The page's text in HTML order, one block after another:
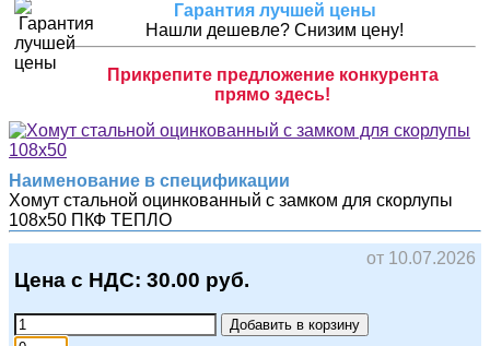
Гарантия лучшей цены
Нашли дешевле? Снизим цену!
Прикрепите предложение конкурента
прямо здесь!
Наименование в спецификации
Хомут стальной оцинкованный с замком для скорлупы
108х50 ПКФ ТЕПЛО
от 10.07.2026
Цена с НДС: 30.00 руб.
Добавить в корзину